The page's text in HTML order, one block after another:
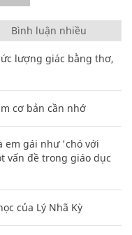
Bình luận nhiều
lượng giác bằng thơ,
cơ bản cần nhớ
em gái như 'chó với
vấn đề trong giáo dục
của Lý Nhã Kỳ